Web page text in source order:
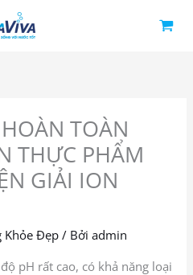
TOÀN
THỰC PHẨM
GIẢI ION
Khỏe Đẹp / Bởiadmin
pH rất cao, có khả năng loại